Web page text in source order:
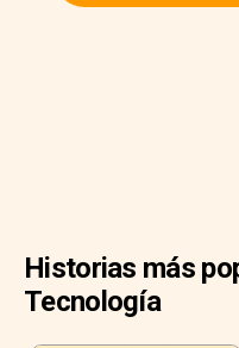
Historias más
Tecnología